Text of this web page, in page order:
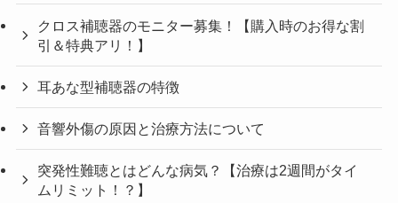
クロス補聴器のモニター募集！【購入時のお得な割
引＆特典アリ！】
耳あな型補聴器の特徴
音響外傷の原因と治療方法について
突発性難聴とはどんな病気？【治療は2週間がタイ
ムリミット！？】